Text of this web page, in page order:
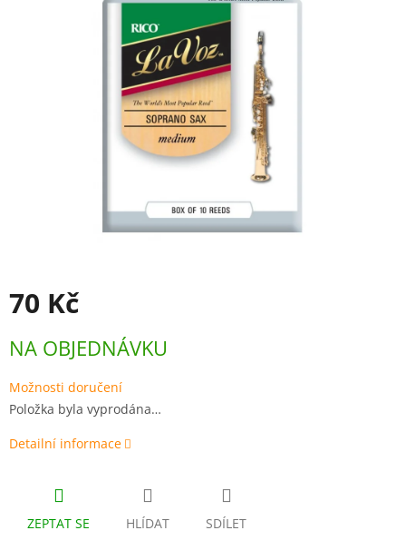
70 Kč
cena:
NA OBJEDNÁVKU
Možnosti doručení
Položka byla vyprodána…
Detailní informace
ZEPTAT SE HLÍDAT SDÍLET